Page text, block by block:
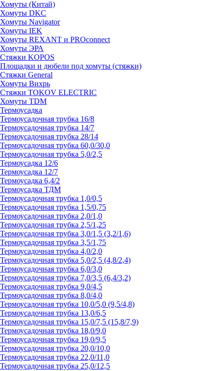
Хомуты (Китай)
Хомуты DKC
Хомуты Navigator
Хомуты IEK
Хомуты REXANT и PROconnect
Хомуты ЭРА
Стяжки KOPOS
Площадки и дюбели под хомуты (стяжки)
Стяжки General
Хомуты Вихрь
Стяжки TOKOV ELECTRIC
Хомуты TDM
Термоусадка
Термоусадочная трубка 16/8
Термоусадочная трубка 14/7
Термоусадочная трубка 28/14
Термоусадочная трубка 60,0/30,0
Термоусадочная трубка 5,0/2,5
Термоусадка 12/6
Термоусадка 12/7
Термоусадка 6,4/2
Термоусадка ТДМ
Термоусадочная трубка 1,0/0,5
Термоусадочная трубка 1,5/0,75
Термоусадочная трубка 2,0/1,0
Термоусадочная трубка 2,5/1,25
Термоусадочная трубка 3,0/1,5 (3,2/1,6)
Термоусадочная трубка 3,5/1,75
Термоусадочная трубка 4,0/2,0
Термоусадочная трубка 5,0/2,5 (4,8/2,4)
Термоусадочная трубка 6,0/3,0
Термоусадочная трубка 7,0/3,5 (6,4/3,2)
Термоусадочная трубка 9,0/4,5
Термоусадочная трубка 8,0/4,0
Термоусадочная трубка 10,0/5,0 (9,5/4,8)
Термоусадочная трубка 13,0/6,5
Термоусадочная трубка 15,0/7,5 (15,8/7,9)
Термоусадочная трубка 18,0/9,0
Термоусадочная трубка 19,0/9,5
Термоусадочная трубка 20,0/10,0
Термоусадочная трубка 22,0/11,0
Термоусадочная трубка 25,0/12,5